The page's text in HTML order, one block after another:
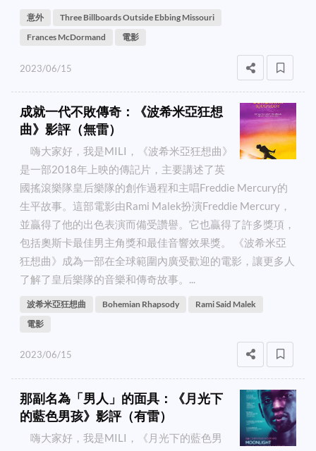
意外
Three Billboards Outside Ebbing Missouri
Frances McDormand
電影
2023/06/15
成就一代不敗傳奇：《波希米亞狂想
曲》影評（無雷）
嗨大家好，我是MILI，《波希米亞狂想曲》
是一部2018年上映的傳記片，主要講述了英
國搖滾樂隊皇后樂隊的創作過程和主唱Freddie Mercury的
生平故事。這部電影由Rami Malek扮演Freddie Mercury，
並贏得了他的出色表演而備受讚譽。它也贏得了許多獎項，
包括奧斯卡最佳男主角獎和最佳音響效果獎。 《波希米亞
狂想曲》成為一部在全球範圍內廣受歡迎的電影，讓更多人
了解了皇后樂隊的音樂和傳奇故事。...
波希米亞狂想曲 Bohemian Rhapsody
Rami Said Malek
電影
2023/06/15
那副名為「男人」的面具：《月光下
的藍色男孩》影評（有雷）
嗨大家好，我是MILI，《月光下的藍色男